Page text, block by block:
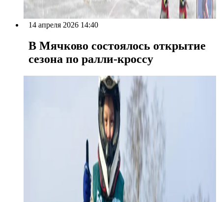
14 апреля 2026 14:40
В Мячково состоялось открытие
сезона по ралли-кроссу